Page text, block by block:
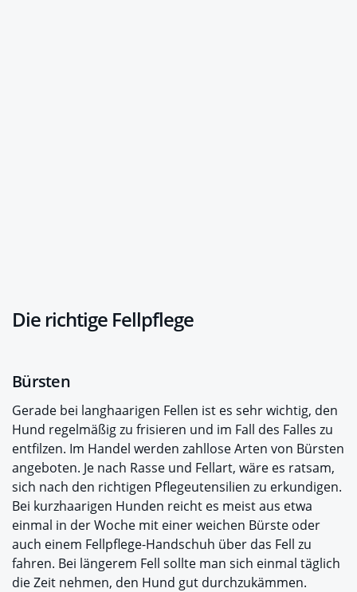
Die richtige Fellpflege
Bürsten
Gerade bei langhaarigen Fellen ist es sehr wichtig, den
Hund regelmäßig zu frisieren und im Fall des Falles zu
entfilzen. Im Handel werden zahllose Arten von Bürsten
angeboten. Je nach Rasse und Fellart, wäre es ratsam,
sich nach den richtigen Pflegeutensilien zu erkundigen.
Bei kurzhaarigen Hunden reicht es meist aus etwa
einmal in der Woche mit einer weichen Bürste oder
auch einem Fellpflege-Handschuh über das Fell zu
fahren. Bei längerem Fell sollte man sich einmal täglich
die Zeit nehmen, den Hund gut durchzukämmen.